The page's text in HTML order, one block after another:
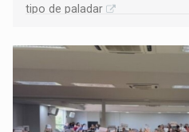
tipo de paladar